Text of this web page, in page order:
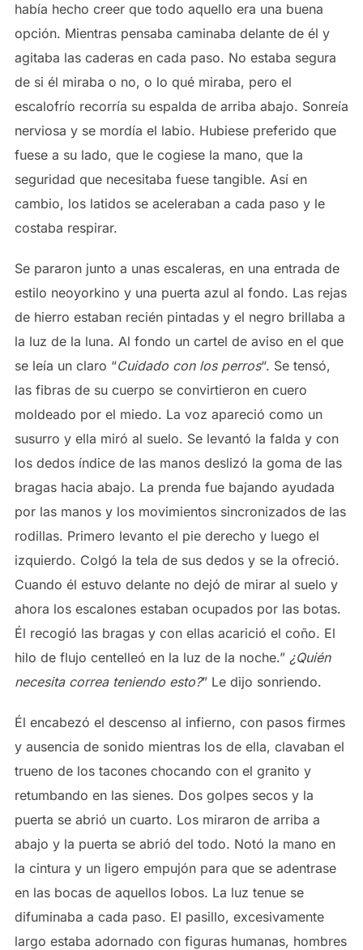
había hecho creer que todo aquello era una buena
opción. Mientras pensaba caminaba delante de él y
agitaba las caderas en cada paso. No estaba segura
de si él miraba o no, o lo qué miraba, pero el
escalofrío recorría su espalda de arriba abajo. Sonreía
nerviosa y se mordía el labio. Hubiese preferido que
fuese a su lado, que le cogiese la mano, que la
seguridad que necesitaba fuese tangible. Así en
cambio, los latidos se aceleraban a cada paso y le
costaba respirar.
Se pararon junto a unas escaleras, en una entrada de
estilo neoyorkino y una puerta azul al fondo. Las rejas
de hierro estaban recién pintadas y el negro brillaba a
la luz de la luna. Al fondo un cartel de aviso en el que
se leía un claro “Cuidado con los perros“. Se tensó,
las fibras de su cuerpo se convirtieron en cuero
moldeado por el miedo. La voz apareció como un
susurro y ella miró al suelo. Se levantó la falda y con
los dedos índice de las manos deslizó la goma de las
bragas hacia abajo. La prenda fue bajando ayudada
por las manos y los movimientos sincronizados de las
rodillas. Primero levanto el pie derecho y luego el
izquierdo. Colgó la tela de sus dedos y se la ofreció.
Cuando él estuvo delante no dejó de mirar al suelo y
ahora los escalones estaban ocupados por las botas.
Él recogió las bragas y con ellas acarició el coño. El
hilo de flujo centelleó en la luz de la noche.” ¿Quién
necesita correa teniendo esto?” Le dijo sonriendo.
Él encabezó el descenso al infierno, con pasos firmes
y ausencia de sonido mientras los de ella, clavaban el
trueno de los tacones chocando con el granito y
retumbando en las sienes. Dos golpes secos y la
puerta se abrió un cuarto. Los miraron de arriba a
abajo y la puerta se abrió del todo. Notó la mano en
la cintura y un ligero empujón para que se adentrase
en las bocas de aquellos lobos. La luz tenue se
difuminaba a cada paso. El pasillo, excesivamente
largo estaba adornado con figuras humanas, hombres